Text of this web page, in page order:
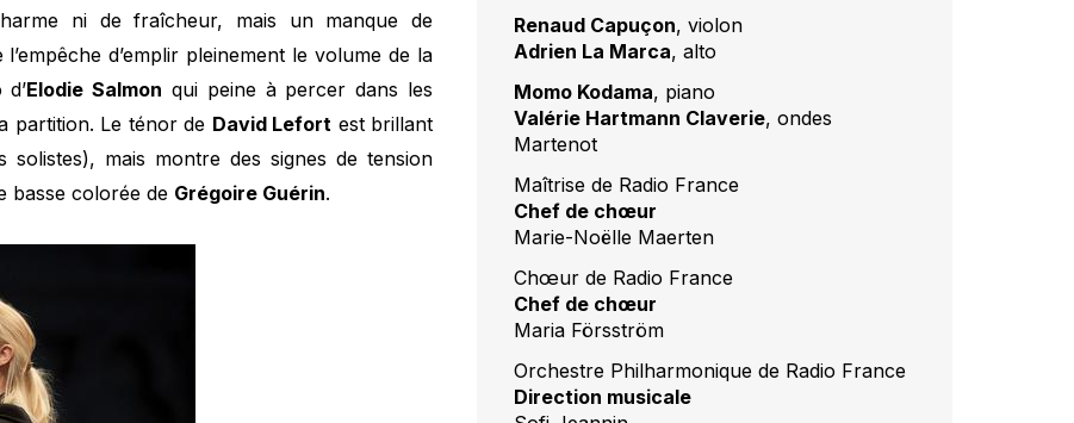
ni de fraîcheur, mais un manque de
d’emplir pleinement le volume de la
Elodie Salmon qui peine à percer dans les
partition. Le ténor de David Lefort est brillant
mais montre des signes de tension
basse colorée de Grégoire Guérin.
Renaud Capuçon, violon
Adrien La Marca, alto
Momo Kodama, piano
Valérie Hartmann Claverie, ondes
Martenot
Maîtrise de Radio France
Chef de chœur
Marie-Noëlle Maerten
Chœur de Radio France
Chef de chœur
Maria Försström
Orchestre Philharmonique de Radio France
Direction musicale